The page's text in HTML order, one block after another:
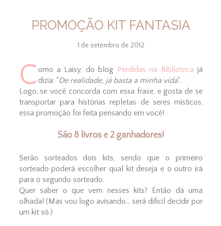
PROMOÇÃO KIT FANTASIA
1 de setembro de 2012
C omo a Laisy, do blog Perdidas na Biblioteca já
dizia: "De realidade, já basta a minha vida".
Logo, se você concorda com essa frase, e gosta de se
transportar para histórias repletas de seres místicos,
essa promoção foi feita pensando em você!
São 8 livros e 2 ganhadores!
Serão sorteados dois kits, sendo que o primeiro
sorteado poderá escolher qual kit deseja e o outro irá
para o segundo sorteado.
Quer saber o que vem nesses kits? Então dá uma
olhada! (Mas vou logo avisando... será difícil decidir por
um kit só.)